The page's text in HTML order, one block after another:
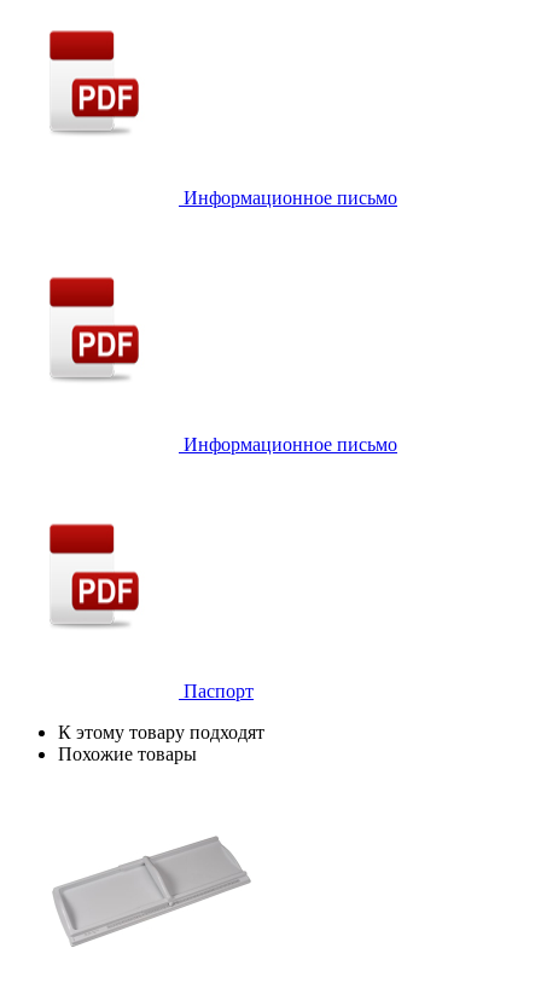
Информационное письмо
Информационное письмо
Паспорт
К этому товару подходят
Похожие товары